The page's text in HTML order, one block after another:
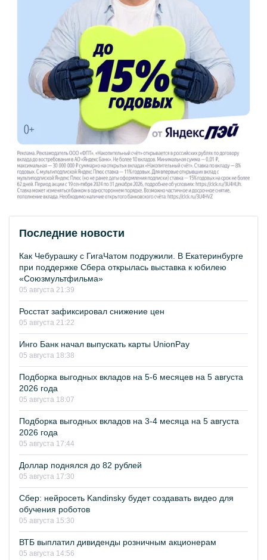
Последние новости
Как Чебурашку с ГигаЧатом подружили. В Екатеринбурге
при поддержке Сбера открылась выставка к юбилею
«Союзмультфильма»
05 августа 21:39
Росстат зафиксировал снижение цен
05 августа 21:22
Инго Банк начал выпускать карты UnionPay
05 августа 18:38
Подборка выгодных вкладов на 5-6 месяцев на 5 августа
2026 года
05 августа 18:07
Подборка выгодных вкладов на 3-4 месяца на 5 августа
2026 года
05 августа 17:44
Доллар поднялся до 82 рублей
05 августа 17:30
Сбер: нейросеть Kandinsky будет создавать видео для
обучения роботов
05 августа 15:30
ВТБ выплатил дивиденды розничным акционерам
05 августа 14:56